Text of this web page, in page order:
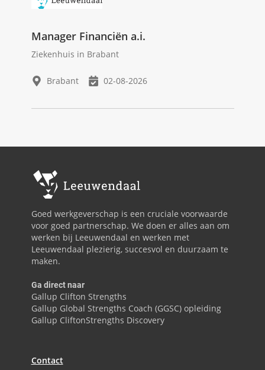
Manager Financiën a.i.
Ziekenhuis in Brabant
Brabant 02-08-2026
Goed werkgeverschap is een cruciale voorwaarde
voor goed partnerschap. We doen er alles aan om
werken bij Leeuwendaal en werken met
Leeuwendaal plezierig, succesvol en duurzaam te
maken.
Ga direct naar
Gallup Clifton Strengths
Gallup Global Strengths Coach (GGSC) opleiding
Gallup CliftonStrengths Discovery
Contact